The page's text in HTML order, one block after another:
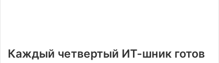
Каждый четвертый ИТ-шник готов